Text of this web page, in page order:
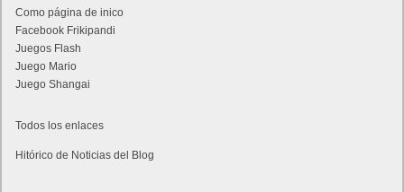
Como página de inico
Facebook Frikipandi
Juegos Flash
Juego Mario
Juego Shangai
Todos los enlaces
Hitórico de Noticias del Blog